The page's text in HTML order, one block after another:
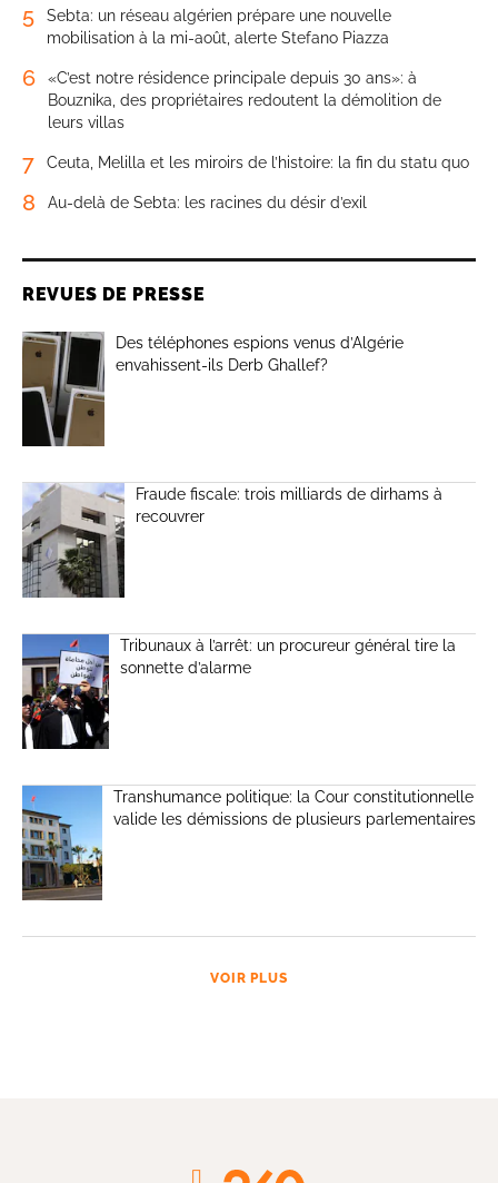
5
Sebta: un réseau algérien prépare une nouvelle
mobilisation à la mi-août, alerte Stefano Piazza
6
«C’est notre résidence principale depuis 30 ans»: à
Bouznika, des propriétaires redoutent la démolition de
leurs villas
7 Ceuta, Melilla et les miroirs de l’histoire: la fin du statu quo
8 Au-delà de Sebta: les racines du désir d’exil
REVUES DE PRESSE
Des téléphones espions venus d’Algérie
envahissent-ils Derb Ghallef?
Fraude fiscale: trois milliards de dirhams à
recouvrer
Tribunaux à l’arrêt: un procureur général tire la
sonnette d’alarme
Transhumance politique: la Cour constitutionnelle
valide les démissions de plusieurs parlementaires
VOIR PLUS